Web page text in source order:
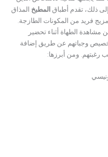
ذلك، تقدم أطباق المطبخ المذاق
مزيج فريد من المكونات الطازجة.
مشاهدة الطهاة أثناء تحضير
وجباتهم عن طريق إضافة
رغبتهم. ومن أبرزها: